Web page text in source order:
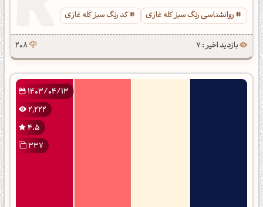
روانشناسی رنگ سبز کله غازی
کد رنگ سبز کله غازی
بازدید اخیر : 7 208
1403/04/13
2,222
4.5
337